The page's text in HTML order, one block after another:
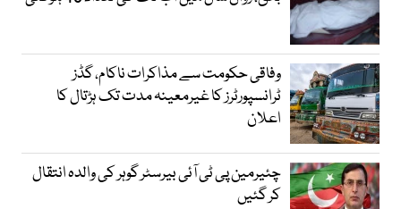
وفاقی حکومت سے مذاکرات ناکام، گڈز
ٹرانسپورٹرز کا غیرمعینہ مدت تک ہڑتال کا
اعلان
چئیرمین پی ٹی آئی بیرسٹر گوہر کی والدہ انتقال
کر گئیں